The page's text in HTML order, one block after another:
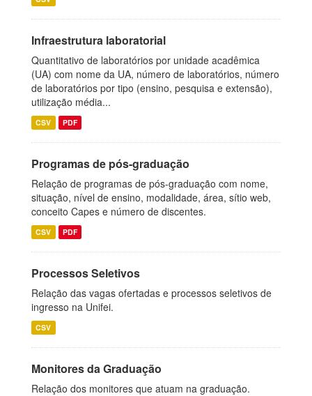
Infraestrutura laboratorial
Quantitativo de laboratórios por unidade acadêmica
(UA) com nome da UA, número de laboratórios, número
de laboratórios por tipo (ensino, pesquisa e extensão),
utilização média...
CSV PDF
Programas de pós-graduação
Relação de programas de pós-graduação com nome,
situação, nível de ensino, modalidade, área, sítio web,
conceito Capes e número de discentes.
CSV PDF
Processos Seletivos
Relação das vagas ofertadas e processos seletivos de
ingresso na Unifei.
CSV
Monitores da Graduação
Relação dos monitores que atuam na graduação.